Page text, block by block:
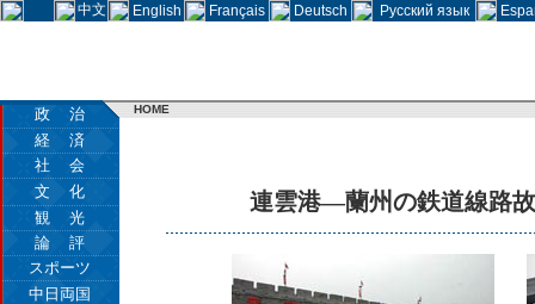
中文 English Français Deutsch Русский язык
政 治
経 済
社 会
文 化
観 光
論 評
スポーツ
中日両国
HOME
連雲港―蘭州の鉄道線路